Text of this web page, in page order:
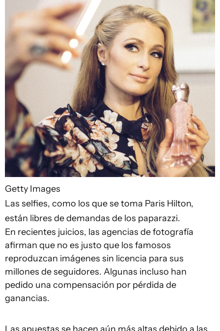
Getty Images
Las selfies, como los que se toma Paris Hilton,
están libres de demandas de los paparazzi.
En recientes juicios, las agencias de fotografía
afirman que no es justo que los famosos
reproduzcan imágenes sin licencia para sus
millones de seguidores. Algunas incluso han
pedido una compensación por pérdida de
ganancias.